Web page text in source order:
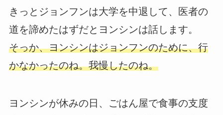
きっとジョンフンは大学を中退して、医者の
道を諦めたはずだとヨンシンは話します。
そっか、ヨンシンはジョンフンのために、行
かなかったのね。我慢したのね。
ヨンシンが休みの日、ごはん屋で食事の支度